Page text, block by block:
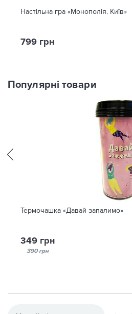
Настільна гра «Монополія. Київ»
799 грн
Популярні товари
Термочашка «Давай запалимо»
349 грн
390 грн